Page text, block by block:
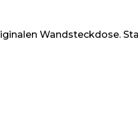
Wandsteckdose.